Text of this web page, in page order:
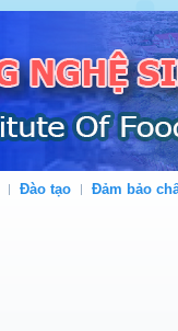
Đào tạo Đảm bảo